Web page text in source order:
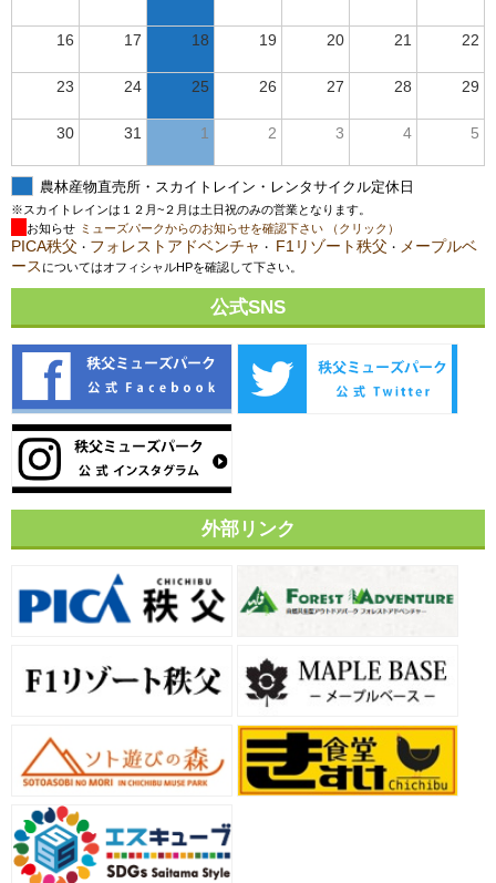
16 17 18 19 20 21 22
23 24 25 26 27 28 29
30 31 1 2 3 4 5
農林産物直売所・スカイトレイン・レンタサイクル定休日
※スカイトレインは１２月~２月は土日祝のみの営業となります。
お知らせ ミューズパークからのお知らせを確認下さい （クリック）
PICA秩父 ・ フォレストアドベンチャ ・ F1リゾート秩父 ・ メープルベ
ース についてはオフィシャルHPを確認して下さい。
公式SNS
外部リンク